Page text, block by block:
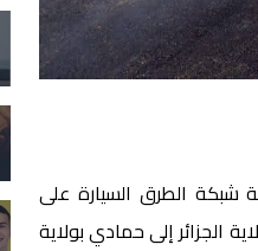
شبكة الطرق السيارة على
الجزائر إلى حمادي بولاية